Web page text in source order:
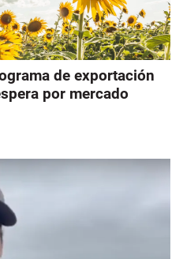
de exportación
por mercado